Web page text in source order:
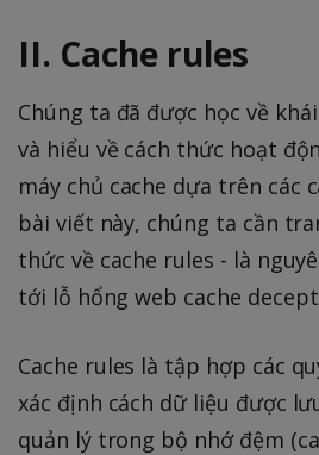
II. Cache rules
Chúng ta đã được học về
và hiểu về cách thức hoạt
máy chủ cache dựa trên các
bài viết này, chúng ta cần
thức về cache rules - là
tới lỗ hổng web cache
Cache rules là tập hợp các
xác định cách dữ liệu được
quản lý trong bộ nhớ đệm